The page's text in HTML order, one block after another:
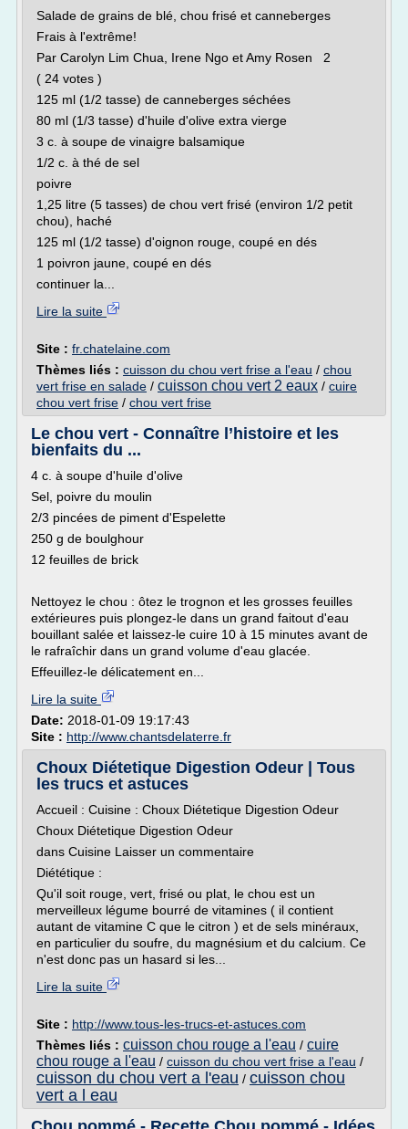
Salade de grains de blé, chou frisé et canneberges
Frais à l'extrême!
Par Carolyn Lim Chua, Irene Ngo et Amy Rosen 2
( 24 votes )
125 ml (1/2 tasse) de canneberges séchées
80 ml (1/3 tasse) d'huile d'olive extra vierge
3 c. à soupe de vinaigre balsamique
1/2 c. à thé de sel
poivre
1,25 litre (5 tasses) de chou vert frisé (environ 1/2 petit
chou), haché
125 ml (1/2 tasse) d'oignon rouge, coupé en dés
1 poivron jaune, coupé en dés
continuer la...
Lire la suite
Site : fr.chatelaine.com
Thèmes liés : cuisson du chou vert frise a l'eau / chou
vert frise en salade / cuisson chou vert 2 eaux / cuire
chou vert frise / chou vert frise
Le chou vert - Connaître l’histoire et les
bienfaits du ...
4 c. à soupe d'huile d'olive
Sel, poivre du moulin
2/3 pincées de piment d'Espelette
250 g de boulghour
12 feuilles de brick
Nettoyez le chou : ôtez le trognon et les grosses feuilles
extérieures puis plongez-le dans un grand faitout d'eau
bouillant salée et laissez-le cuire 10 à 15 minutes avant de
le rafraîchir dans un grand volume d'eau glacée.
Effeuillez-le délicatement en...
Lire la suite
Date: 2018-01-09 19:17:43
Site : http://www.chantsdelaterre.fr
Choux Diétetique Digestion Odeur | Tous
les trucs et astuces
Accueil : Cuisine : Choux Diétetique Digestion Odeur
Choux Diétetique Digestion Odeur
dans Cuisine Laisser un commentaire
Diététique :
Qu'il soit rouge, vert, frisé ou plat, le chou est un
merveilleux légume bourré de vitamines ( il contient
autant de vitamine C que le citron ) et de sels minéraux,
en particulier du soufre, du magnésium et du calcium. Ce
n'est donc pas un hasard si les...
Lire la suite
Site : http://www.tous-les-trucs-et-astuces.com
Thèmes liés : cuisson chou rouge a l'eau / cuire
chou rouge a l'eau / cuisson du chou vert frise a l'eau /
cuisson du chou vert a l'eau / cuisson chou
vert a l eau